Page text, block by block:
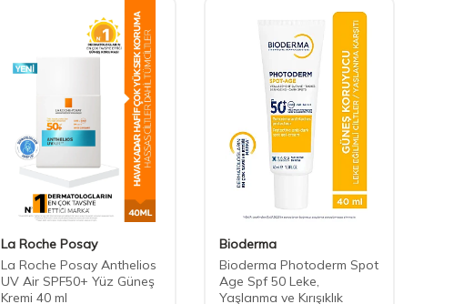
La Roche Posay
La Roche Posay Anthelios
UV Air SPF50+ Yüz Güneş
Kremi 40 ml
Bioderma
Bioderma Photoderm Spot
Age Spf 50 Leke,
Yaşlanma ve Kırışıklık